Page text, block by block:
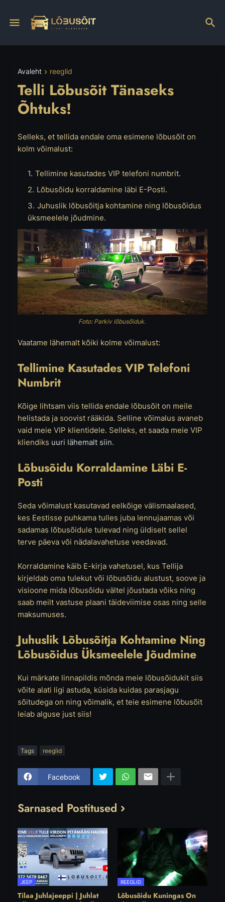
Avaleht reeglid
Telli Lõbusõit Tänaseks
Õhtuks!
Selleks, et tellida endale oma esimene lõbusõit on
kolm võimalust:
Tellimine kasutades VIP telefoni numbrit.
Lõbusõidu korraldamine läbi E-Posti.
Juhuslik lõbusõitja kohtamine ning lõbusõidus
üksmeelele jõudmine.
Foto: Parkiv lõbusõiduk.
Vaatame lähemalt kõiki kolme võimalust:
Tellimine Kasutades VIP Telefoni
Numbrit
Kõige lihtsam viis tellida endale lõbusõit on meile
helistada ja soovist rääkida. Selline võimalus avaneb
vaid meie VIP klientidele. Selleks, et saada meie VIP
kliendiks uuri lähemalt siin.
Lõbusõidu Korraldamine Läbi E-
Posti
Seda võimalust kasutavad eelkõige välismaalased,
kes Eestisse puhkama tulles juba lennujaamas või
sadamas lõbusõidule tulevad ning üldiselt sellel
terve päeva või nädalavahetuse veedavad.
Korraldamine käib E-kirja vahetusel, kus Tellija
kirjeldab oma tulekut või lõbusõidu alustust, soove ja
visioone mida lõbusõidu vältel jõustada võiks ning
saab meilt vastuse plaani täideviimise osas ning selle
maksumuses.
Juhuslik Lõbusõitja Kohtamine Ning
Lõbusõidus Üksmeelele Jõudmine
Kui märkate linnapildis mõnda meie lõbusõidukit siis
võite alati ligi astuda, küsida kuidas parasjagu
sõitudega on ning võimalik, et teie esimene lõbusõit
leiab alguse just siis!
Tags reeglid
Facebook
Sarnased Postitused
JEEP
Tilaa Juhlajeeppi | Juhlat
REEGLID
Lõbusõidu Kuningas On